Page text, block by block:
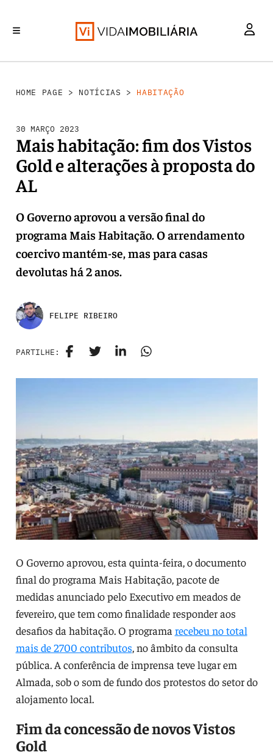
HOME PAGE > NOTÍCIAS > HABITAÇÃO
30 MARÇO 2023
Mais habitação: fim dos Vistos
Gold e alterações à proposta do
AL
O Governo aprovou a versão final do
programa Mais Habitação. O arrendamento
coercivo mantém-se, mas para casas
devolutas há 2 anos.
FELIPE RIBEIRO
PARTILHE:
O Governo aprovou, esta quinta-feira, o documento
final do programa Mais Habitação, pacote de
medidas anunciado pelo Executivo em meados de
fevereiro, que tem como finalidade responder aos
desafios da habitação. O programa recebeu no total
mais de 2700 contributos, no âmbito da consulta
pública. A conferência de imprensa teve lugar em
Almada, sob o som de fundo dos protestos do setor do
alojamento local.
Fim da concessão de novos Vistos
Gold